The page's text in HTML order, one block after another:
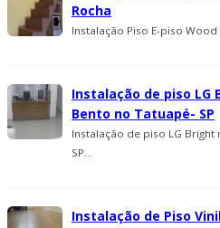
Rocha
Instalação Piso E-piso Wood
Instalação de piso LG
Bento no Tatuapé- SP
Instalação de piso LG Bright
SP...
Instalação de Piso